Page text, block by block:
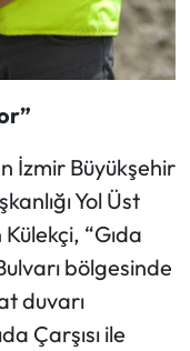
İzmir Büyükşehir
Yol Üst
“Gıda
bölgesinde
duvarı
Çarşısı ile